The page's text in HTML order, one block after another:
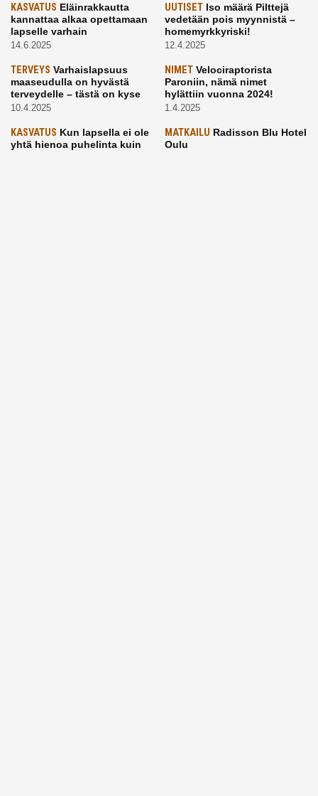
KASVATUS Eläinrakkautta
kannattaa alkaa opettamaan
lapselle varhain
14.6.2025
UUTISETIso määrä Pilttejä
vedetään pois myynnistä –
homemyrkkyriski!
12.4.2025
TERVEYS Varhaislapsuus
maaseudulla on hyvästä
terveydelle – tästä on kyse
10.4.2025
NIMETVelociraptorista
Paroniin, nämä nimet
hylättiin vuonna 2024!
1.4.2025
KASVATUS Kun lapsella ei ole
yhtä hienoa puhelinta kuin
MATKAILU Radisson Blu Hotel
Oulu